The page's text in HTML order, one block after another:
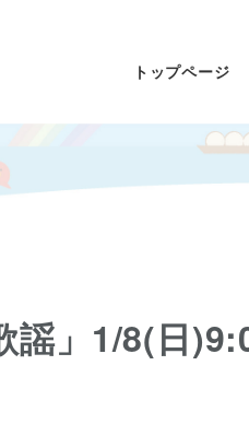
トップページ
謡」1/8(日